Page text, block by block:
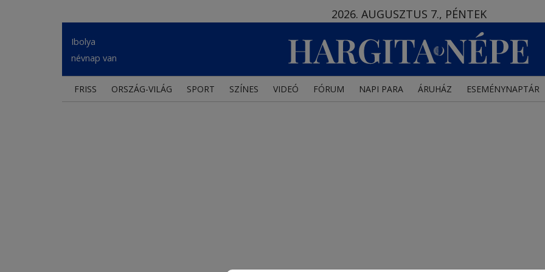
2026. AUGUSZTUS 7., PÉNTEK
Ibolya
névnap van
FRISS ORSZÁG-VILÁG SPORT SZÍNES VIDEÓ FÓRUM NAPI PARA ÁRUHÁZ ESEMÉNYNAPTÁR